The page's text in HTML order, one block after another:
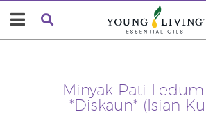
Minyak Pati
*Diskaun* (Isian